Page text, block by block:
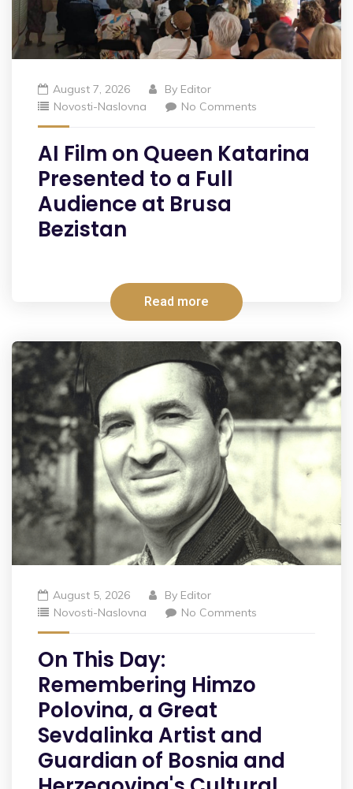
August 7, 2026 By Editor
Novosti-Naslovna
No Comments
AI Film on Queen Katarina
Presented to a Full
Audience at Brusa
Bezistan
Read more
August 5, 2026 By Editor
Novosti-Naslovna
No Comments
On This Day:
Remembering Himzo
Polovina, a Great
Sevdalinka Artist and
Guardian of Bosnia and